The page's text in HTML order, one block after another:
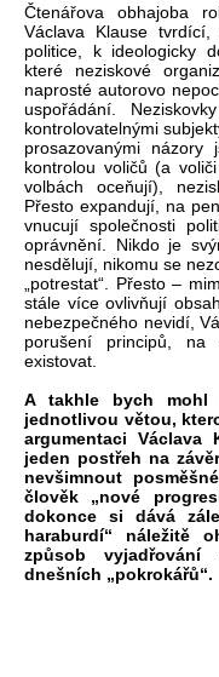
Čtenářova obhajoba
Václava Klause
politice, k ideologicky
které neziskové
naprosté autorovo
uspořádání.
kontrolovatelnými
prosazovanými
kontrolou voličů (a
volbách oceňují),
Přesto expandují, na
vnucují společnosti
oprávnění. Nikdo je
nesdělují, nikomu se
„potrestat“. Přesto –
stále více ovlivňují
nebezpečného nevidí,
porušení principů, na
existovat.
A takhle bych mohl
jednotlivou větou,
argumentaci Václava
jeden postřeh na
nevšimnout
člověk „nové
dokonce si dává
haraburdí“ náležitě
způsob
dnešních „pokrokářů“.